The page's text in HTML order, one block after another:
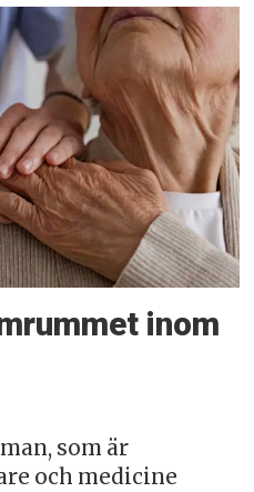
inom
som är
och medicine